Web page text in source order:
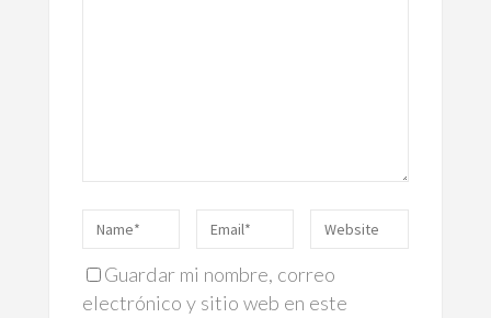
Guardar mi nombre, correo
electrónico y sitio web en este